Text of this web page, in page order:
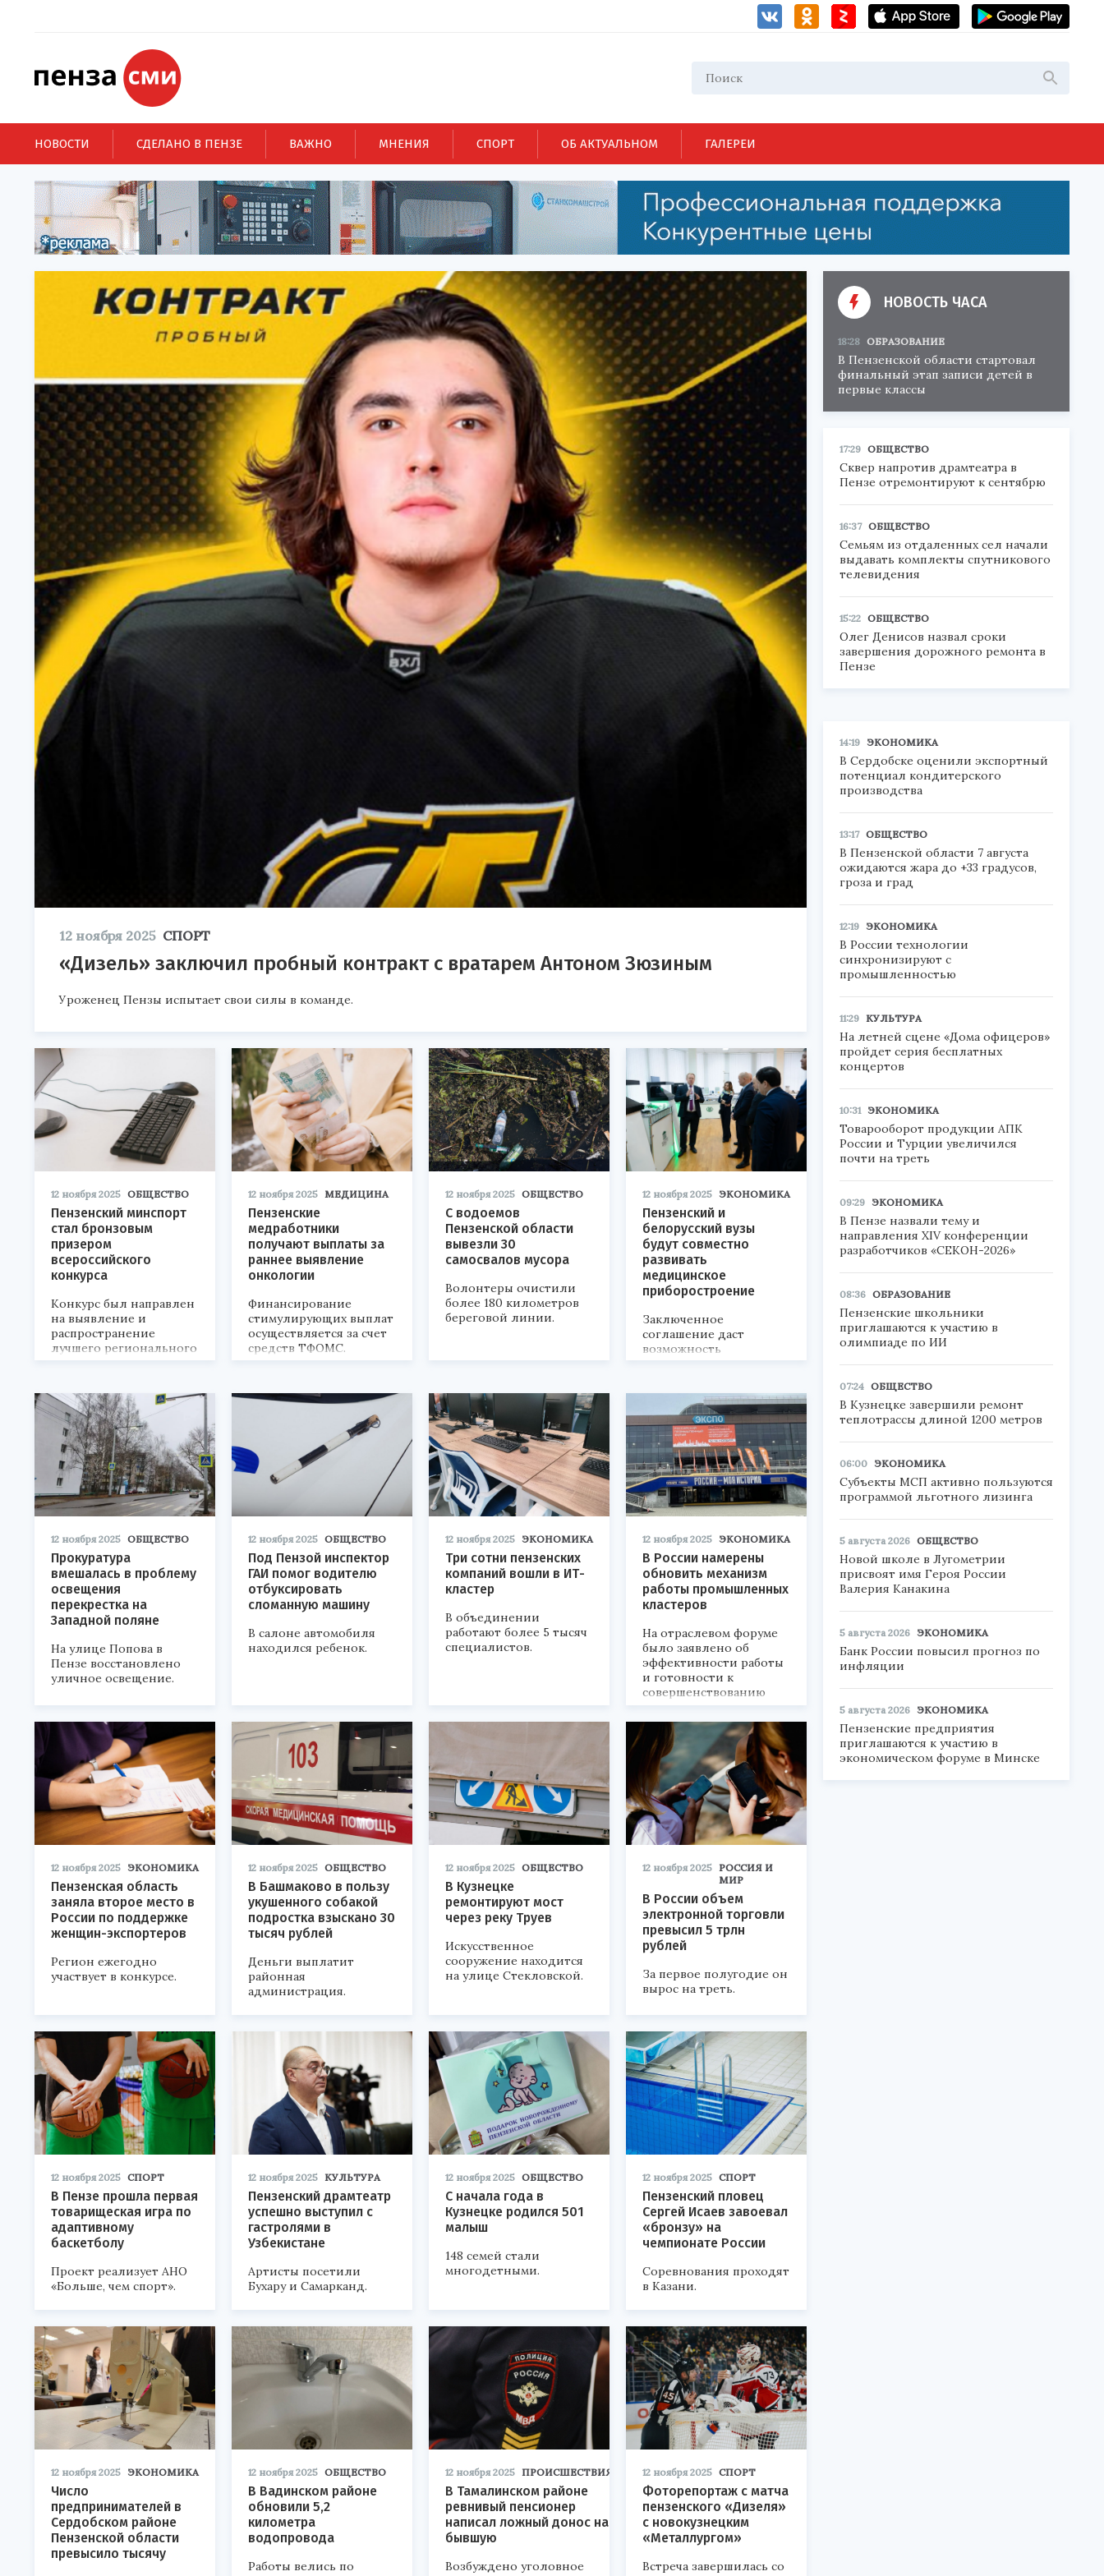
НОВОСТИ СДЕЛАНО В ПЕНЗЕ ВАЖНО МНЕНИЯ СПОРТ ОБ АКТУАЛЬНОМ ГАЛЕРЕИ
12 ноября 2025 СПОРТ
«Дизель» заключил пробный контракт с вратарем Антоном Зюзиным
Уроженец Пензы испытает свои силы в команде.
12 ноября 2025 ОБЩЕСТВО
Пензенский минспорт
стал бронзовым
призером
всероссийского
конкурса
Конкурс был направлен
на выявление и
распространение
лучшего регионального
опыта.
12 ноября 2025 МЕДИЦИНА
Пензенские
медработники
получают выплаты за
раннее выявление
онкологии
Финансирование
стимулирующих выплат
осуществляется за счет
средств ТФОМС.
12 ноября 2025 ОБЩЕСТВО
С водоемов
Пензенской области
вывезли 30
самосвалов мусора
Волонтеры очистили
более 180 километров
береговой линии.
12 ноября 2025 ЭКОНОМИКА
Пензенский и
белорусский вузы
будут совместно
развивать
медицинское
приборостроение
Заключенное
соглашение даст
возможность
обмениваться опытом и
12 ноября 2025 ОБЩЕСТВО
Прокуратура
вмешалась в проблему
освещения
перекрестка на
Западной поляне
На улице Попова в
Пензе восстановлено
уличное освещение.
12 ноября 2025 ОБЩЕСТВО
Под Пензой инспектор
ГАИ помог водителю
отбуксировать
сломанную машину
В салоне автомобиля
находился ребенок.
12 ноября 2025 ЭКОНОМИКА
Три сотни пензенских
компаний вошли в ИТ-
кластер
В объединении
работают более 5 тысяч
специалистов.
12 ноября 2025 ЭКОНОМИКА
В России намерены
обновить механизм
работы промышленных
кластеров
На отраслевом форуме
было заявлено об
эффективности работы
и готовности к
совершенствованию
кластерной политики.
12 ноября 2025 ЭКОНОМИКА
Пензенская область
заняла второе место в
России по поддержке
женщин-экспортеров
Регион ежегодно
участвует в конкурсе.
12 ноября 2025 ОБЩЕСТВО
В Башмаково в пользу
укушенного собакой
подростка взыскано 30
тысяч рублей
Деньги выплатит
районная
администрация.
12 ноября 2025 ОБЩЕСТВО
В Кузнецке
ремонтируют мост
через реку Труев
Искусственное
сооружение находится
на улице Стекловской.
12 ноября 2025 РОССИЯ И
МИР
В России объем
электронной торговли
превысил 5 трлн
рублей
За первое полугодие он
вырос на треть.
12 ноября 2025 СПОРТ
В Пензе прошла первая
товарищеская игра по
адаптивному
баскетболу
Проект реализует АНО
«Больше, чем спорт».
12 ноября 2025 КУЛЬТУРА
Пензенский драмтеатр
успешно выступил с
гастролями в
Узбекистане
Артисты посетили
Бухару и Самарканд.
12 ноября 2025 ОБЩЕСТВО
С начала года в
Кузнецке родился 501
малыш
148 семей стали
многодетными.
12 ноября 2025 СПОРТ
Пензенский пловец
Сергей Исаев завоевал
«бронзу» на
чемпионате России
Соревнования проходят
в Казани.
12 ноября 2025 ЭКОНОМИКА
Число
предпринимателей в
Сердобском районе
Пензенской области
превысило тысячу
12 ноября 2025 ОБЩЕСТВО
В Вадинском районе
обновили 5,2
километра
водопровода
Работы велись по
12 ноября 2025 ПРОИСШЕСТВИЯ
В Тамалинском районе
ревнивый пенсионер
написал ложный донос на
бывшую
Возбуждено уголовное
12 ноября 2025 СПОРТ
Фоторепортаж с матча
пензенского «Дизеля»
с новокузнецким
«Металлургом»
Встреча завершилась со
НОВОСТЬ ЧАСА
18:28 ОБРАЗОВАНИЕ
В Пензенской области стартовал
финальный этап записи детей в
первые классы
17:29 ОБЩЕСТВО
Сквер напротив драмтеатра в
Пензе отремонтируют к сентябрю
16:37 ОБЩЕСТВО
Семьям из отдаленных сел начали
выдавать комплекты спутникового
телевидения
15:22 ОБЩЕСТВО
Олег Денисов назвал сроки
завершения дорожного ремонта в
Пензе
14:19 ЭКОНОМИКА
В Сердобске оценили экспортный
потенциал кондитерского
производства
13:17 ОБЩЕСТВО
В Пензенской области 7 августа
ожидаются жара до +33 градусов,
гроза и град
12:19 ЭКОНОМИКА
В России технологии
синхронизируют с
промышленностью
11:29 КУЛЬТУРА
На летней сцене «Дома офицеров»
пройдет серия бесплатных
концертов
10:31 ЭКОНОМИКА
Товарооборот продукции АПК
России и Турции увеличился
почти на треть
09:29 ЭКОНОМИКА
В Пензе назвали тему и
направления XIV конференции
разработчиков «СЕКОН-2026»
08:36 ОБРАЗОВАНИЕ
Пензенские школьники
приглашаются к участию в
олимпиаде по ИИ
07:24 ОБЩЕСТВО
В Кузнецке завершили ремонт
теплотрассы длиной 1200 метров
06:00 ЭКОНОМИКА
Субъекты МСП активно пользуются
программой льготного лизинга
5 августа 2026 ОБЩЕСТВО
Новой школе в Лугометрии
присвоят имя Героя России
Валерия Канакина
5 августа 2026 ЭКОНОМИКА
Банк России повысил прогноз по
инфляции
5 августа 2026 ЭКОНОМИКА
Пензенские предприятия
приглашаются к участию в
экономическом форуме в Минске